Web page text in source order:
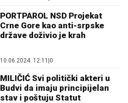
PORTPAROL NSD Projekat
Crne Gore kao anti-srpske
države doživio je krah
10.06.2024. 12:11 |0
MILIČIĆ Svi politički akteri u
Budvi da imaju principijelan
stav i poštuju Statut